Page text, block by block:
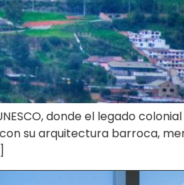
donde el legado
su arquitectura barroca,